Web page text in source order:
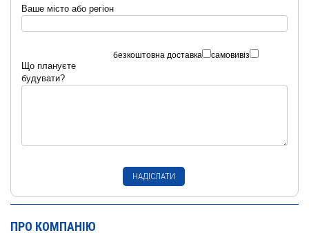
Ваше місто або регіон
безкоштовна доставка самовивіз
Що плануєте
будувати?
ПРО КОМПАНІЮ